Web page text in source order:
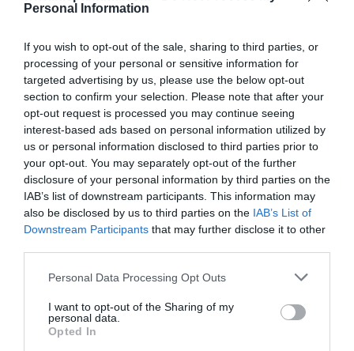
Personal Information
If you wish to opt-out of the sale, sharing to third parties, or
processing of your personal or sensitive information for
targeted advertising by us, please use the below opt-out
section to confirm your selection. Please note that after your
opt-out request is processed you may continue seeing
interest-based ads based on personal information utilized by
us or personal information disclosed to third parties prior to
your opt-out. You may separately opt-out of the further
disclosure of your personal information by third parties on the
IAB’s list of downstream participants. This information may
also be disclosed by us to third parties on the IAB’s List of
Downstream Participants that may further disclose it to other
Personal Data Processing Opt Outs
I want to opt-out of the Sharing of my
personal data.
Opted In
como presidente, entre amenazas terroristas
José Ángel Gutiérrez 06/08/26 12:35
OPINIÓN
Vox pide devolver a los hijos con sus padres...
y es fascista...el PNV opina lo mismo... y es
progresista
Redacción 06/08/26 17:03
ECONOMÍA
Siemens baja en bolsa, pese a que vuelve a
elevar previsiones, tras un trimestre récord
Cristina Martín 06/08/26 15:12
abandonado a su país, porque Ceuta es
connivencia con Marruecos”: acusa una ceutí
Hispanidad